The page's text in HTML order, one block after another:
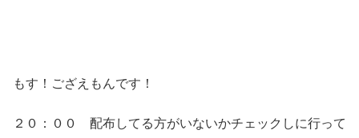
もす！ござえもんです！
２０：００ 配布してる方がいないかチェックしに行って